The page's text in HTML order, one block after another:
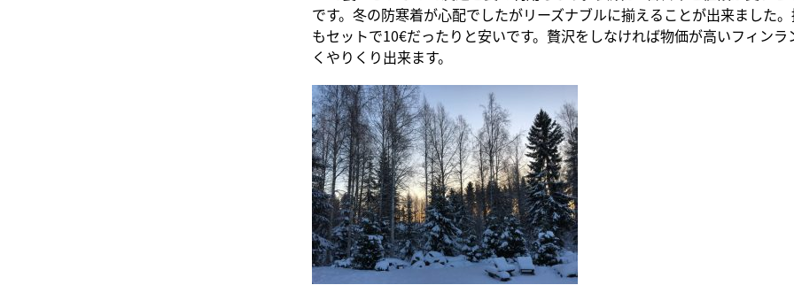
です。冬の防寒着が心配でしたがリーズナブルに揃えることが出来ました
もセットで10€だったりと安いです。贅沢をしなければ物価が高いフィンラ
くやりくり出来ます。